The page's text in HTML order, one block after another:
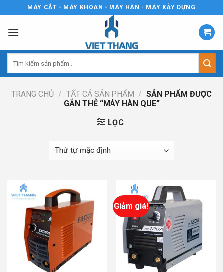
to
content
MÁY CẮT - MÁY KHOAN - MÁY HÀN - MÁY XÂY DỰNG
kiếm:
TRANG CHỦ / TẤT CẢ SẢN PHẨM / SẢN PHẨM ĐƯỢC
GẮN THẺ “MÁY HÀN QUE”
LỌC
Giảm giá!